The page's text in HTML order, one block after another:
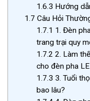
1.6.3 Hướng
1.7 Câu Hỏi
1.7.1 1. Đèn
trang trại quy
1.7.2 2. Làm
cho đèn pha
1.7.3 3. Tuổi
bao lâu?